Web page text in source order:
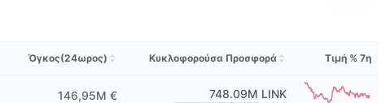
Όγκος(24ωρος) Κυκλοφορούσα Προσφορά Τιμή % 7η
146,95M € 748.09M LINK